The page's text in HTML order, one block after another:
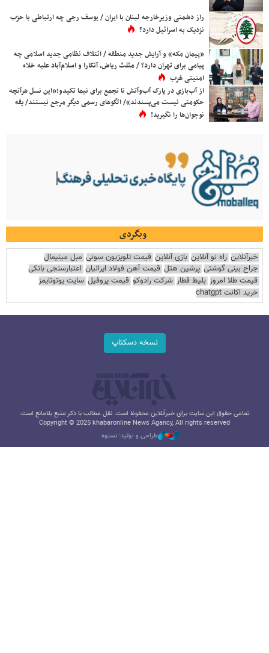
راز دشمنی وزیرخارجه لبنان با ایران / یوسف رجی چه ارتباطی با حزب
نزدیک به اسرائیل دارد؟
«پیمان مکه» و آرایش جدید منطقه / ائتلاف نظامی جدید اسلامی چه
پیامی برای تهران دارد؟ / مثلث ریاض، آنکارا و اسلام‌آباد علیه خلاء
امنیتی غرب
از آب‌بازی در پارک آب‌وآتش تا تجمع برای نیما تکیدو؛«این نسل هرآنچه
حکومتی نیست می‌پسندند»/ الگوهای رسمی دیگر مرجع نیستند/ یقه
نوجوان‌ها را نگیرید!
وبگردی
خبرآنلاین راه نو آنلاین بازی آنلاین قیمت تلویزیون سونی مبل مینیمال
جراح بینی گوشتی پرشین هتل قیمت آهن فولاد ایرانیان اعتبارسنجی بانکی
قیمت طلا امروز بلیط قطار شرکت رادوکو قیمت پروفیل سایت یوتوتایمز
خرید اکانت chatgpt
نسخه دسکتاپ
تمامی حقوق این سایت برای خبرآنلاین محفوظ است. نقل مطالب با ذکر منبع بلامانع است.
Copyright © 2025 khabaronline News Agancy, All rights reserved
طراحی و تولید: نستوه